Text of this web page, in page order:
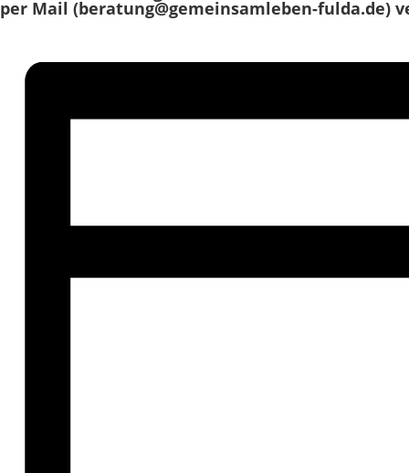
per Mail (beratung@gemeinsamleben-fulda.de)